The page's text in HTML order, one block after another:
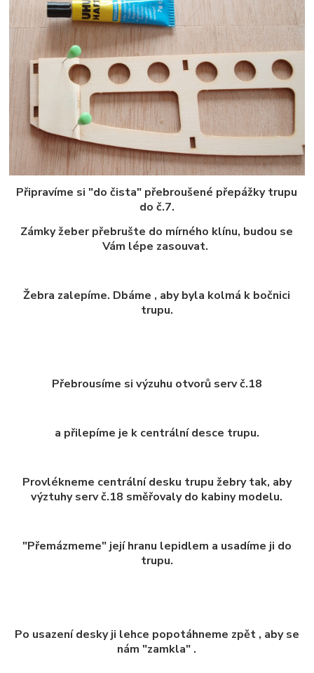
Připravíme si "do čista" přebroušené přepážky trupu
do č.7.
Zámky žeber přebrušte do mírného klínu, budou se
Vám lépe zasouvat.
Žebra zalepíme. Dbáme , aby byla kolmá k bočnici
trupu.
Přebrousíme si výzuhu otvorů serv č.18
a přilepíme je k centrální desce trupu.
Provlékneme centrální desku trupu žebry tak, aby
výztuhy serv č.18 směřovaly do kabiny modelu.
"Přemázmeme" její hranu lepidlem a usadíme ji do
trupu.
Po usazení desky ji lehce popotáhneme zpět , aby se
nám "zamkla" .